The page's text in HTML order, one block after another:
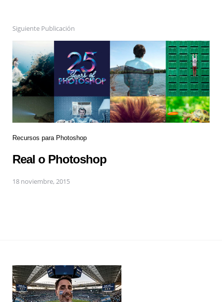
Siguiente Publicación
Recursos para Photoshop
Real o Photoshop
18 noviembre, 2015